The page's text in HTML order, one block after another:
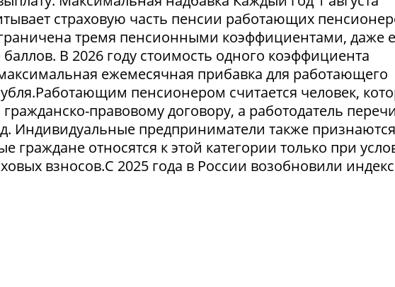
страховую часть пенсии работающих
тремя пенсионными коэффициентами, даже
В 2026 году стоимость одного коэффициента
максимальная ежемесячная прибавка для работающего
пенсионером считается человек,
правовому договору, а работодатель
Индивидуальные предприниматели также признаются
относятся к этой категории только при
взносов.С 2025 года в России возобновили